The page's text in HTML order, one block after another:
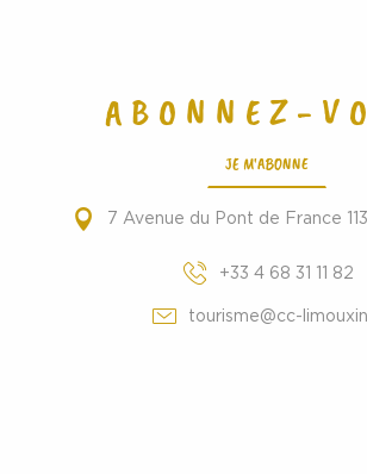
ABONNEZ-
JE M'ABONNE
7 Avenue du Pont de France
+33 4 68 31 11 82
tourisme@cc-